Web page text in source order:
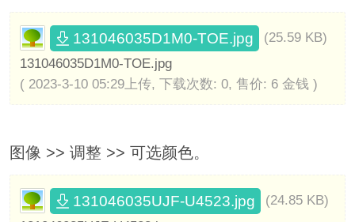
131046035D1M0-TOE.jpg
(25.59 KB)
131046035D1M0-TOE.jpg
( 2023-3-10 05:29上传, 下载次数: 0, 售价: 6 金钱 )
图像 >> 调整 >> 可选颜色。
131046035UJF-U4523.jpg
(24.85 KB)